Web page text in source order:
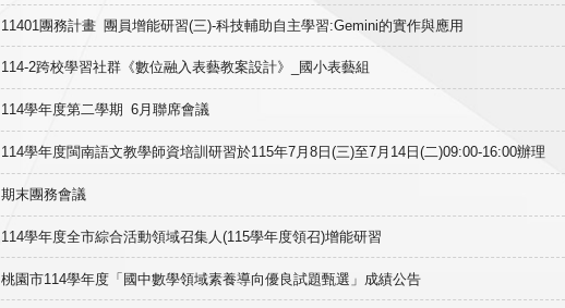
11401團務計畫 團員增能研習(三)-科技輔助自主學習:Gemini的實作與應用
114-2跨校學習社群《數位融入表藝教案設計》_國小表藝組
114學年度第二學期 6月聯席會議
114學年度閩南語文教學師資培訓研習於115年7月8日(三)至7月14日(二)09:00-16:00辦理
期末團務會議
114學年度全市綜合活動領域召集人(115學年度領召)增能研習
桃園市114學年度「國中數學領域素養導向優良試題甄選」成績公告